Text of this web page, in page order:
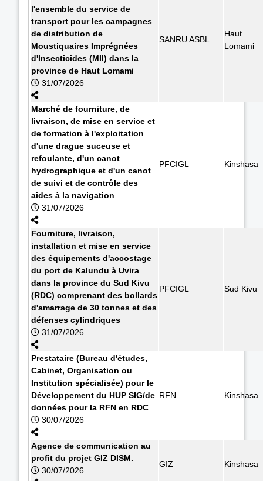
l'ensemble du service de
transport pour les campagnes
de distribution de
Moustiquaires Imprégnées
d'Insecticides (MII) dans la
province de Haut Lomami
31/07/2026
SANRU ASBL
Haut
Lomami
Marché de fourniture, de
livraison, de mise en service et
de formation à l'exploitation
d'une drague suceuse et
refoulante, d'un canot
hydrographique et d'un canot
de suivi et de contrôle des
aides à la navigation
31/07/2026
PFCIGL Kinshasa
Fourniture, livraison,
installation et mise en service
des équipements d'accostage
du port de Kalundu à Uvira
dans la province du Sud Kivu
(RDC) comprenant des bollards
d'amarrage de 30 tonnes et des
défenses cylindriques
31/07/2026
PFCIGL Sud Kivu
Prestataire (Bureau d'études,
Cabinet, Organisation ou
Institution spécialisée) pour le
Développement du HUP SIG/de
données pour la RFN en RDC
30/07/2026
RFN Kinshasa
Agence de communication au
profit du projet GIZ DISM.
30/07/2026
GIZ Kinshasa